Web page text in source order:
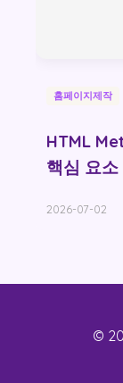
홈페이지제작
HTML
핵심 요소
2026-07-02
©